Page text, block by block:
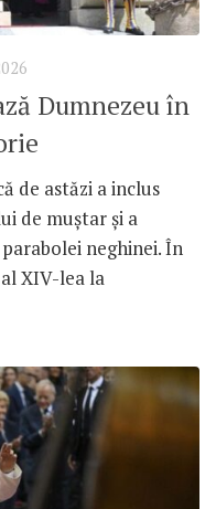
Dumnezeu în
de astăzi a inclus
de muștar și a
neghinei. În
XIV-lea la